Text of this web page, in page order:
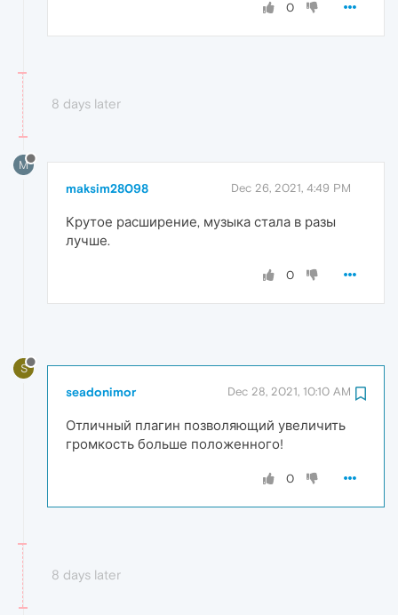
0
8 days later
M
maksim28098 Dec 26, 2021, 4:49 PM
Крутое расширение, музыка стала в разы
лучше.
0
S
seadonimor Dec 28, 2021, 10:10 AM
Отличный плагин позволяющий увеличить
громкость больше положенного!
0
8 days later